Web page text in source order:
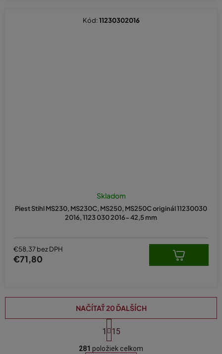
Piest Stihl MS230, MS230C, MS250, MS250C originál 11230030
2016, 1123 030 2016- 42,5 mm
Skladom
€58,37 bez DPH
€71,80
Kód:11230302016
O
v
NAČÍTAŤ 20 ĎALŠÍCH
S
t
r
á
1 15
281 položiek celkom